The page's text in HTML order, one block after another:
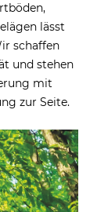
lässt
schaffen
und stehen
mit
zur Seite.